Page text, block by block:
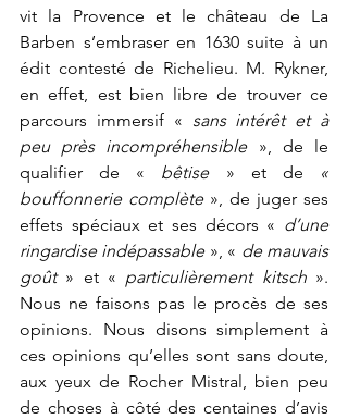
vit la Provence et le château de La
Barben s’embraser en 1630 suite à un
édit contesté de Richelieu. M. Rykner,
en effet, est bien libre de trouver ce
parcours immersif « sans intérêt et à
peu près incompréhensible », de le
qualifier de « bêtise » et de
«
bouffonnerie complète », de juger ses
effets spéciaux et ses décors « d’une
ringardise indépassable », « de mauvais
goût » et « particulièrement kitsch ».
Nous ne faisons pas le procès de ses
opinions. Nous disons simplement à
ces opinions qu’elles sont sans doute,
aux yeux de Rocher Mistral, bien peu
de choses à côté des centaines d’avis